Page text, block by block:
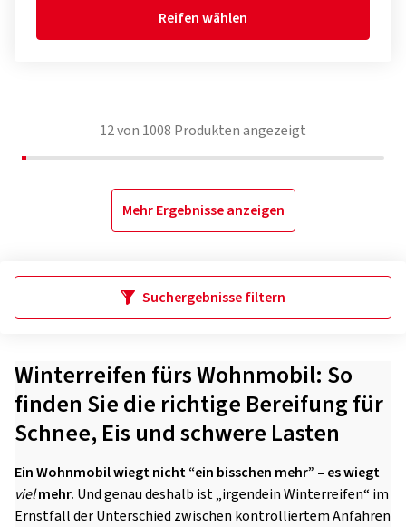
Reifen wählen
12von 1008 Produkten angezeigt
Mehr Ergebnisse anzeigen
Suchergebnisse filtern
Winterreifen fürs Wohnmobil: So
finden Sie die richtige Bereifung für
Schnee, Eis und schwere Lasten
Ein Wohnmobil wiegt nicht “ein bisschen mehr” – es wiegt
vielmehr. Und genau deshalb ist „irgendein Winterreifen“ im
Ernstfall der Unterschied zwischen kontrolliertem Anfahren